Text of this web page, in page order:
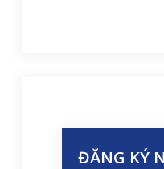
ĐĂNG KÝ